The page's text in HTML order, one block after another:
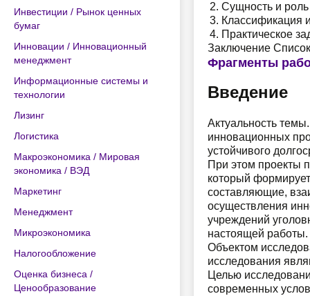
Инвестиции / Рынок ценных
бумаг
Инновации / Инновационный
менеджмент
Информационные системы и
технологии
Лизинг
Логистика
Макроэкономика / Мировая
экономика / ВЭД
Маркетинг
Менеджмент
Микроэкономика
Налогообложение
Оценка бизнеса /
Ценообразование
Сущность и роль
Классификация
Практическое
Заключение
Фрагменты
Введение
Актуальность
инновационных
устойчивого
При этом проекты
который
составляющие,
осуществления
учреждений
настоящей работы.
Объектом
исследования
Целью
современных